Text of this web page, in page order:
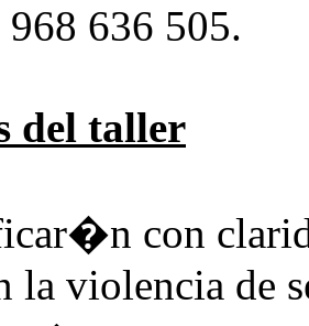
636 505.
del taller
con
la violencia de